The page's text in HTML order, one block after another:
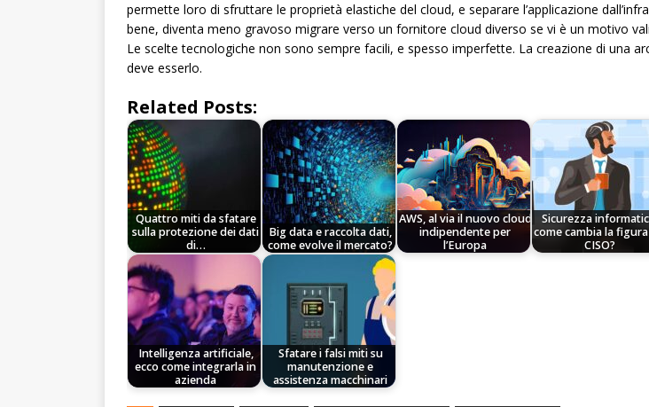
permette loro di sfruttare le proprietà elastiche del cloud, e separare l’applicazione
bene, diventa meno gravoso migrare verso un fornitore cloud diverso se vi è un motivo
Le scelte tecnologiche non sono sempre facili, e spesso imperfette. La creazione di una
deve esserlo.
Related Posts:
Quattro miti da sfatare
sulla protezione dei dati
di…
Big data e raccolta dati,
come evolve il mercato?
AWS, al via il nuovo cloud
indipendente per
l’Europa
Sicurezza
come cambia la figura
CISO?
Intelligenza artificiale,
ecco come integrarla in
azienda
Sfatare i falsi miti su
manutenzione e
assistenza macchinari